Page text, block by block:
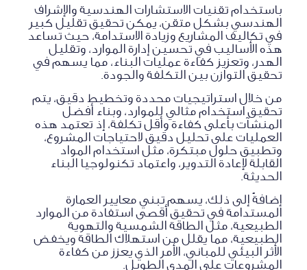
باستخدام تقنيات الاستشارات الهندسية والإشراف
الهندسي بشكل متقن، يمكن تحقيق تقليل كبير
في تكاليف المشاريع وزيادة الاستدامة، حيث تساعد
هذه الأساليب في تحسين إدارة الموارد، وتقليل
الهدر، وتعزيز كفاءة عمليات البناء، مما يسهم في
تحقيق التوازن بين التكلفة والجودة.
من خلال استراتيجيات محددة وتخطيط دقيق، يتم
تحقيق استخدام مثالي للموارد، وبناء أفضل
المنشآت بأعلى كفاءة وأقل تكلفة، إذ تعتمد هذه
العمليات على تحليل دقيق لاحتياجات المشروع،
وتطبيق حلول مبتكرة، مثل استخدام المواد
القابلة لإعادة التدوير، واعتماد تكنولوجيا البناء
الحديثة.
إضافةً إلى ذلك، يسهم تبني معايير العمارة
المستدامة في تحقيق أقصى استفادة من الموارد
الطبيعية، مثل الطاقة الشمسية والتهوية
الطبيعية، مما يقلل من استهلاك الطاقة ويخفض
الأثر البيئي للمباني، الأمر الذي يعزز من كفاءة
المشروعات على المدى الطويل.